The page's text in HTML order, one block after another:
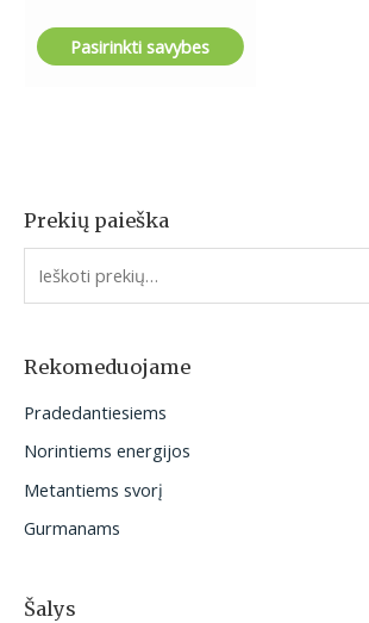
Prekių paieška
I
e
o
:
Rekomeduojame
Pradedantiesiems
Norintiems energijos
Metantiems svorį
Gurmanams
Šalys
Pasirinkti savybes